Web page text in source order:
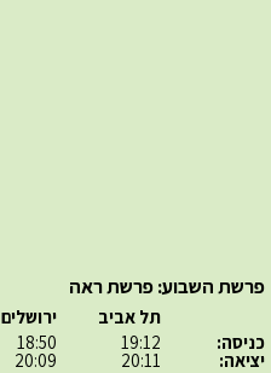
פרשת השבוע: פרשת ראה
כניסה:
יציאה:
תל אביב
19:12
20:11
ירושלים
18:50
20:09